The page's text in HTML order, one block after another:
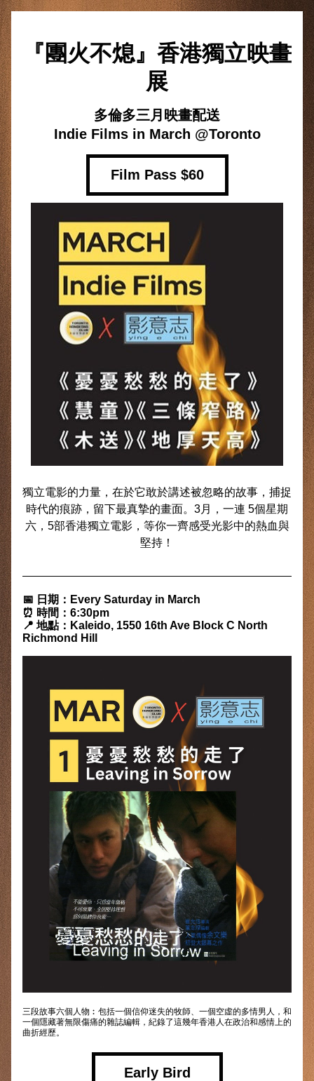
『團火不熄』香港獨立映畫
展
多倫多三月映畫配送
Indie Films in March @Toronto
Film Pass $60
獨立電影的力量，在於它敢於講述被忽略的故事，捕捉
時代的痕跡，留下最真摯的畫面。3月，一連 5個星期
六，5部香港獨立電影，等你一齊感受光影中的熱血與
堅持！
📅 日期：Every Saturday in March
⏰ 時間：6:30pm
📍 地點：Kaleido, 1550 16th Ave Block C North
Richmond Hill
三段故事六個人物︰包括一個信仰迷失的牧師、一個空虛的多情男人，和
一個隱藏著無限傷痛的雜誌編輯，紀錄了這幾年香港人在政治和感情上的
曲折經歷。
Early Bird